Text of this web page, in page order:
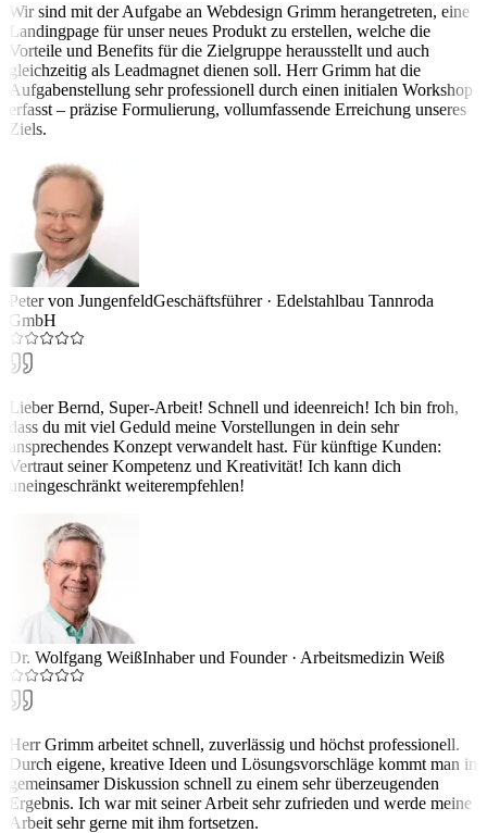
Wir sind mit der Aufgabe an Webdesign Grimm herangetreten, eine
Landingpage für unser neues Produkt zu erstellen, welche die
Vorteile und Benefits für die Zielgruppe herausstellt und auch
gleichzeitig als Leadmagnet dienen soll. Herr Grimm hat die
Aufgabenstellung sehr professionell durch einen initialen Workshop
erfasst – präzise Formulierung, vollumfassende Erreichung unseres
Ziels.
Peter von JungenfeldGeschäftsführer· Edelstahlbau Tannroda
GmbH
Lieber Bernd, Super-Arbeit! Schnell und ideenreich! Ich bin froh,
dass du mit viel Geduld meine Vorstellungen in dein sehr
ansprechendes Konzept verwandelt hast. Für künftige Kunden:
Vertraut seiner Kompetenz und Kreativität! Ich kann dich
uneingeschränkt weiterempfehlen!
Dr. Wolfgang WeißInhaber und Founder· Arbeitsmedizin Weiß
Herr Grimm arbeitet schnell, zuverlässig und höchst professionell.
Durch eigene, kreative Ideen und Lösungsvorschläge kommt man in
gemeinsamer Diskussion schnell zu einem sehr überzeugenden
Ergebnis. Ich war mit seiner Arbeit sehr zufrieden und werde meine
Arbeit sehr gerne mit ihm fortsetzen.